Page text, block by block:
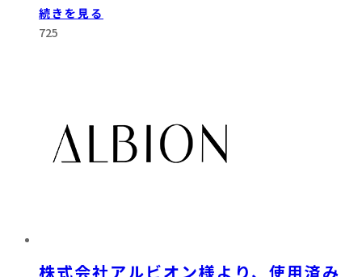
続きを見る
725
株式会社アルビオン様より、使用済み